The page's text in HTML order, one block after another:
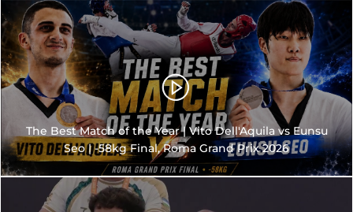
The Best Match of the Year | Vito Dell'Aquila vs Eunsu
Seo | -58kg Final, Roma Grand Prix 2026